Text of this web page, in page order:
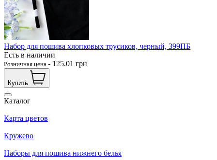
Набор для пошива хлопковых трусиков, черный, 399ПБ
Есть в наличии
Розничная цена - 125.01 грн
Купить
Каталог
Карта цветов
Кружево
Наборы для пошива нижнего белья